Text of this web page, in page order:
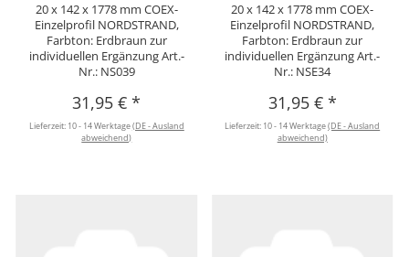
20 x 142 x 1778 mm COEX-
Einzelprofil NORDSTRAND,
Farbton: Erdbraun zur
individuellen Ergänzung Art.-
Nr.: NS039
31,95 €*
Lieferzeit: 10 - 14 Werktage(DE - Ausland
abweichend)
20 x 142 x 1778 mm COEX-
Einzelprofil NORDSTRAND,
Farbton: Erdbraun zur
individuellen Ergänzung Art.-
Nr.: NSE34
31,95 € *
Lieferzeit: 10 - 14 Werktage(DE - Ausland
abweichend)